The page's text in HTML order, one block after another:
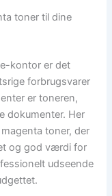
toner til dine
kontor er det
forbrugsvarer
er toneren,
dokumenter. Her
toner, der
og god værdi for
udseende